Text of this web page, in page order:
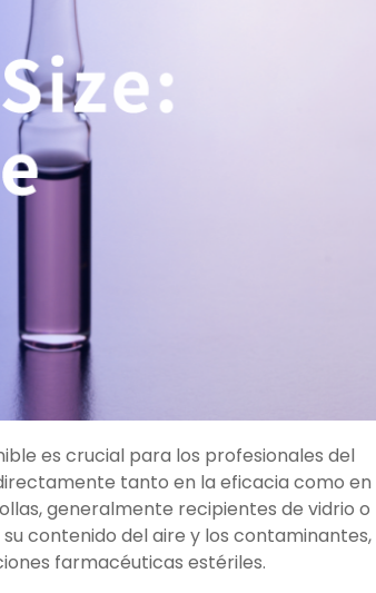
es crucial para los profesionales del
tanto en la eficacia como en
generalmente recipientes de vidrio o
contenido del aire y los contaminantes,
farmacéuticas estériles.